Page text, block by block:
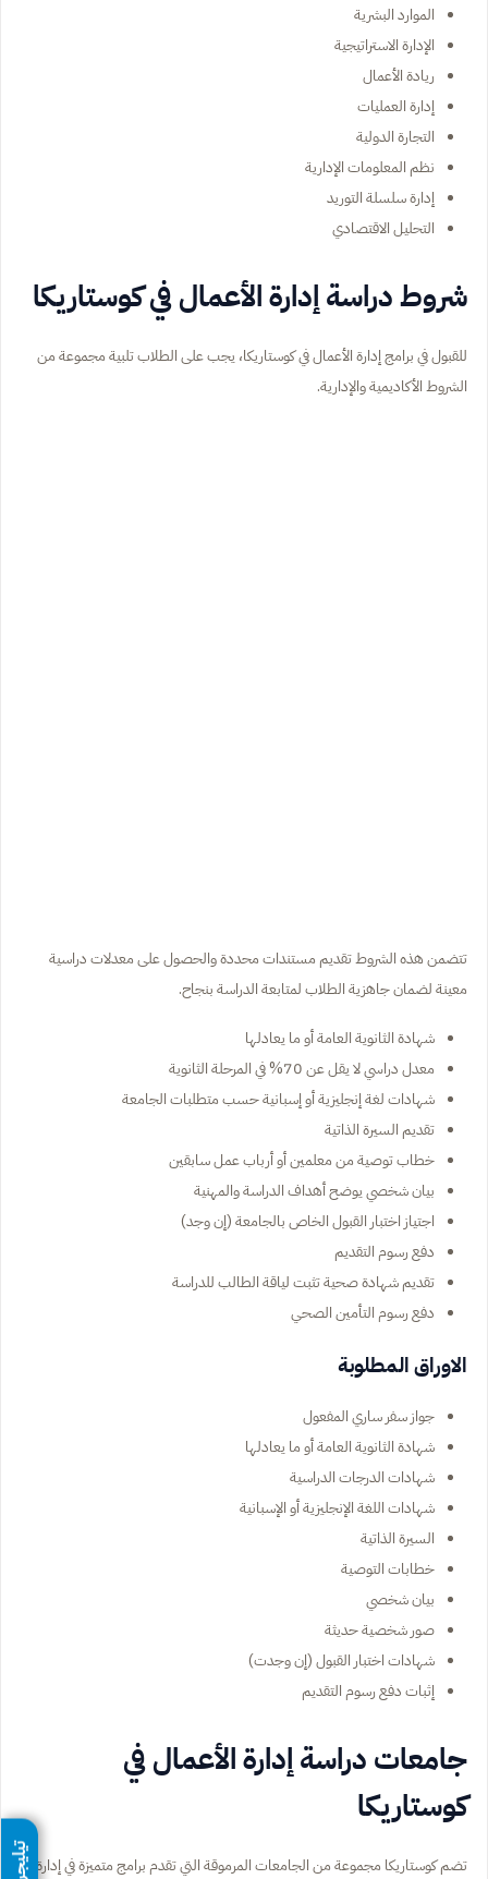
الموارد البشرية
الإدارة الاستراتيجية
ريادة الأعمال
إدارة العمليات
التجارة الدولية
نظم المعلومات الإدارية
إدارة سلسلة التوريد
التحليل الاقتصادي
شروط دراسة إدارة الأعمال في كوستاريكا
للقبول في برامج إدارة الأعمال في كوستاريكا، يجب على الطلاب تلبية مجموعة من
الشروط الأكاديمية والإدارية.
تتضمن هذه الشروط تقديم مستندات محددة والحصول على معدلات دراسية
معينة لضمان جاهزية الطلاب لمتابعة الدراسة بنجاح.
شهادة الثانوية العامة أو ما يعادلها
معدل دراسي لا يقل عن 70% في المرحلة الثانوية
شهادات لغة إنجليزية أو إسبانية حسب متطلبات الجامعة
تقديم السيرة الذاتية
خطاب توصية من معلمين أو أرباب عمل سابقين
بيان شخصي يوضح أهداف الدراسة والمهنية
اجتياز اختبار القبول الخاص بالجامعة (إن وجد)
دفع رسوم التقديم
تقديم شهادة صحية تثبت لياقة الطالب للدراسة
دفع رسوم التأمين الصحي
الاوراق المطلوبة
جواز سفر ساري المفعول
شهادة الثانوية العامة أو ما يعادلها
شهادات الدرجات الدراسية
شهادات اللغة الإنجليزية أو الإسبانية
السيرة الذاتية
خطابات التوصية
بيان شخصي
صور شخصية حديثة
شهادات اختبار القبول (إن وجدت)
إثبات دفع رسوم التقديم
جامعات دراسة إدارة الأعمال في
كوستاريكا
تضم كوستاريكا مجموعة من الجامعات المرموقة التي تقدم برامج متميزة في إدارة